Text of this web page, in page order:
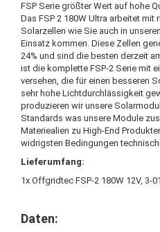
FSP Serie größter Wert auf hohe
Das FSP 2 180W Ultra arbeitet
Solarzellen wie Sie auch in
Einsatz kommen. Diese Zellen
24% und sind die besten derzeit
ist die komplette FSP-2 Serie mit
versehen, die für einen besseren
sehr hohe Lichtdurchlässigkeit
produzieren wir unsere
Standards was unsere Module
Materiealien zu High-End
widrigsten Bedingungen
Lieferumfang:
1x Offgridtec FSP-2 180W 12V, 3-
Daten: